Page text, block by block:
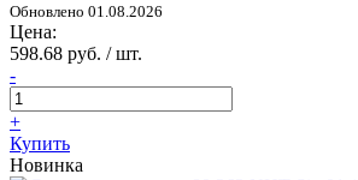
Обновлено 01.08.2026
Цена:
598.68 руб. / шт.
-
+
Купить
Новинка